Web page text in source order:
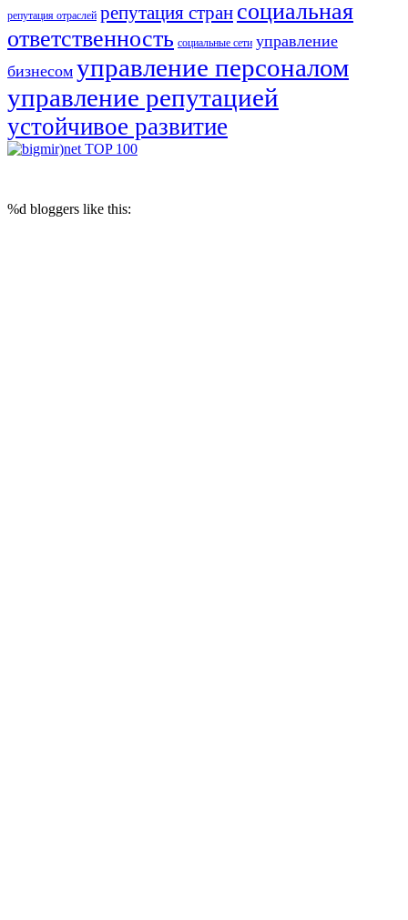
репутация отраслей репутация стран социальная
ответственность социальные сети управление
бизнесом управление персоналом
управление репутацией
устойчивое развитие
%d bloggers like this: